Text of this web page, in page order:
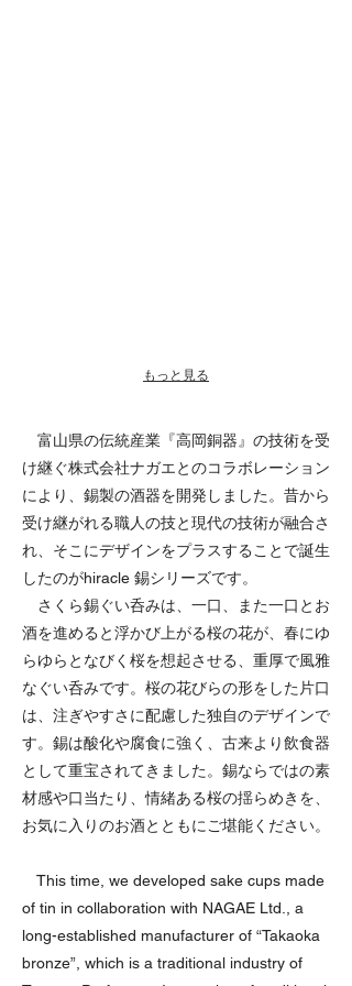
もっと見る
富山県の伝統産業『高岡銅器』の技術を受
け継ぐ株式会社ナガエとのコラボレーション
により、錫製の酒器を開発しました。昔から
受け継がれる職人の技と現代の技術が融合さ
れ、そこにデザインをプラスすることで誕生
したのがhiracle 錫シリーズです。
さくら錫ぐい呑みは、一口、また一口とお
酒を進めると浮かび上がる桜の花が、春にゆ
らゆらとなびく桜を想起させる、重厚で風雅
なぐい呑みです。桜の花びらの形をした片口
は、注ぎやすさに配慮した独自のデザインで
す。錫は酸化や腐食に強く、古来より飲食器
として重宝されてきました。錫ならではの素
材感や口当たり、情緒ある桜の揺らめきを、
お気に入りのお酒とともにご堪能ください。
This time, we developed sake cups made
of tin in collaboration with NAGAE Ltd., a
long-established manufacturer of “Takaoka
bronze”, which is a traditional industry of